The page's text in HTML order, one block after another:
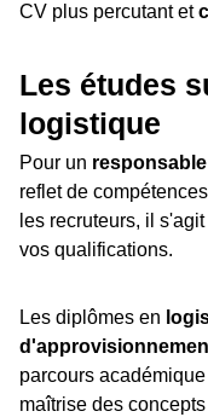
CV plus percutant et
Les études
logistique
Pour un
reflet de
les recruteurs, il
vos qualifications.
Les diplômes en
parcours
maîtrise des